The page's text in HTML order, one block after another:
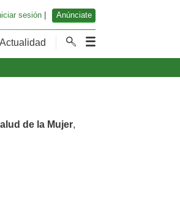
sesión| Anúnciate
Actualidad
de la Mujer,